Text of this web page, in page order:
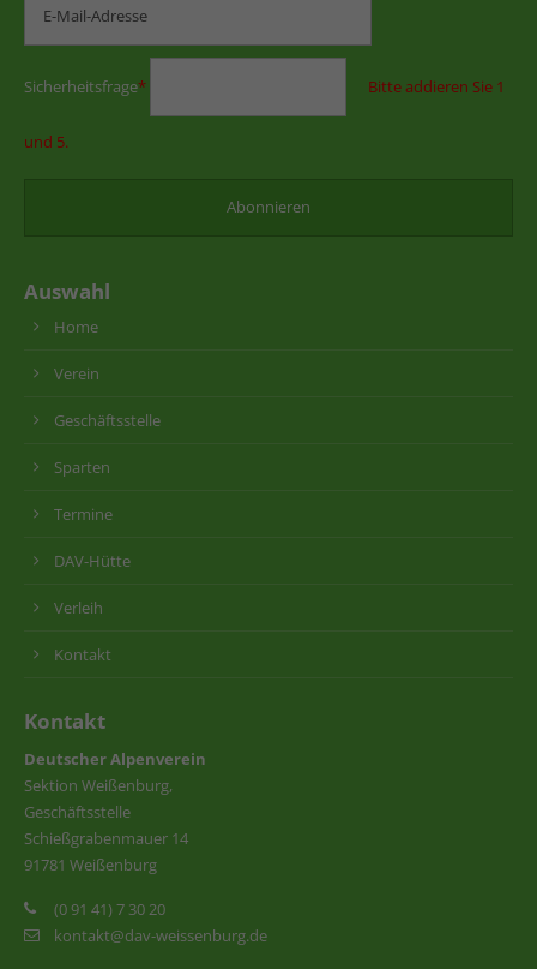
Sicherheitsfrage* Bitte addieren Sie 1
und 5.
Auswahl
Home
Verein
Geschäftsstelle
Sparten
Termine
DAV-Hütte
Verleih
Kontakt
Kontakt
Deutscher Alpenverein
Sektion Weißenburg,
Geschäftsstelle
Schießgrabenmauer 14
91781 Weißenburg
(0 91 41) 7 30 20
kontakt@dav-weissenburg.de